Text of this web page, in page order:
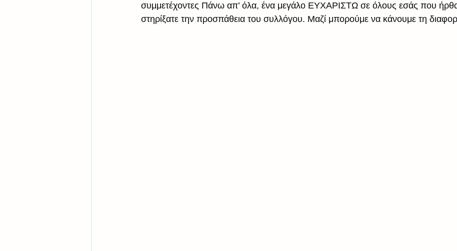
συμμετέχοντες Πάνω απ’ όλα, ένα μεγάλο ΕΥΧΑΡΙΣΤΩ σε όλους εσάς που
στηρίξατε την προσπάθεια του συλλόγου. Μαζί μπορούμε να κάνουμε τη